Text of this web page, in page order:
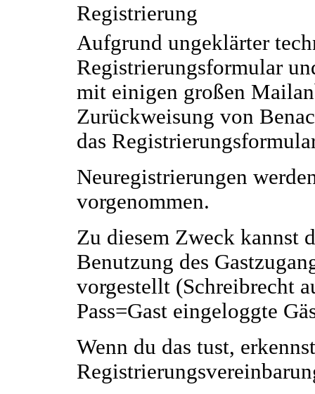
Registrierung
Aufgrund ungeklärter
Registrierungsformular
mit einigen großen
Zurückweisung von
das
Neuregistrierungen
vorgenommen.
Zu diesem Zweck kannst
Benutzung des
vorgestellt (Schreibrecht
Pass=Gast eingeloggte
Wenn du das tust,